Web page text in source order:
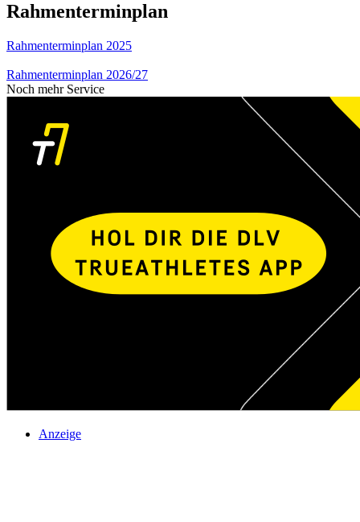
Rahmenterminplan
Rahmenterminplan 2025
Rahmenterminplan 2026/27
Noch mehr Service
Anzeige